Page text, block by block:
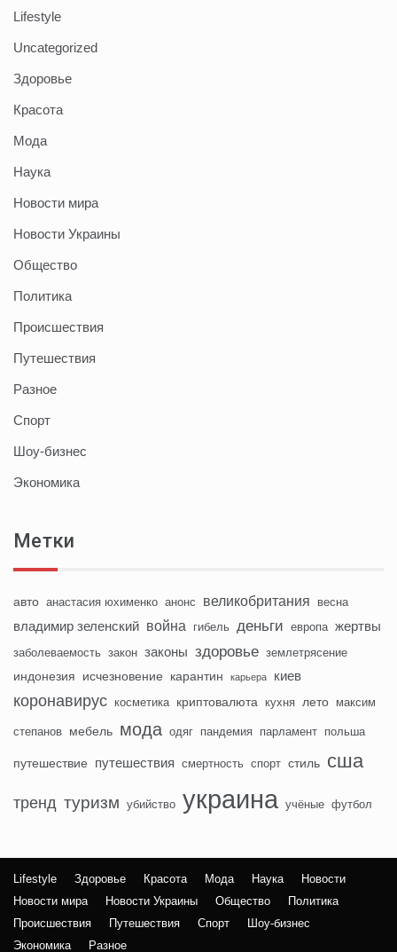
Lifestyle
Uncategorized
Здоровье
Красота
Мода
Наука
Новости мира
Новости Украины
Общество
Политика
Происшествия
Путешествия
Разное
Спорт
Шоу-бизнес
Экономика
Метки
авто анастасия юхименко анонс великобритания весна
владимир зеленский война гибель деньги европа жертвы
заболеваемость закон законы здоровье землетрясение
индонезия исчезновение карантин карьера киев
коронавирус косметика криптовалюта кухня лето максим
степанов мебель мода одяг пандемия парламент польша
путешествие путешествия смертность спорт стиль сша
тренд туризм убийство украина учёные футбол
Lifestyle Здоровье Красота Мода Наука
Новости
Новости мира
Новости Украины Общество
Политика
Происшествия
Путешествия Спорт
Шоу-бизнес
Экономика
Разное